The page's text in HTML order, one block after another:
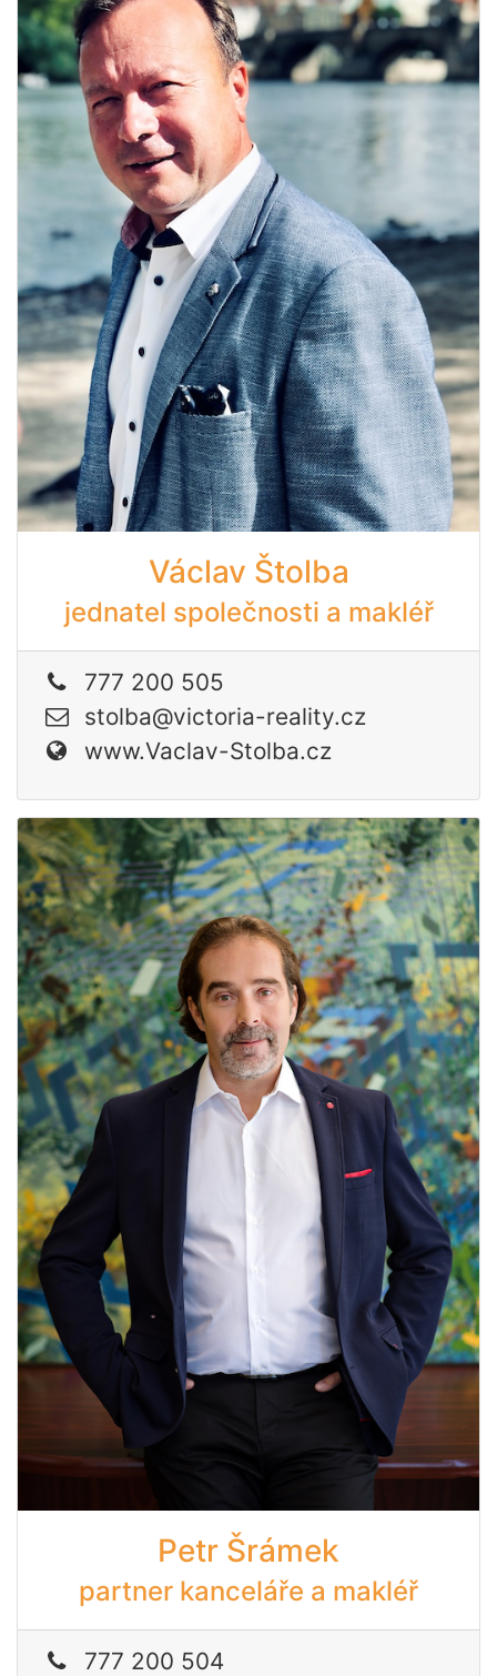
Václav Štolba
jednatel společnosti a makléř
777 200 505
stolba@victoria-reality.cz
www.Vaclav-Stolba.cz
Petr Šrámek
partner kanceláře a makléř
777 200 504